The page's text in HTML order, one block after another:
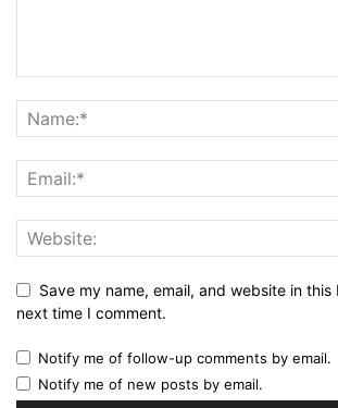
Save my name, email, and website in
next time I comment.
Notify me of follow-up comments by email.
Notify me of new posts by email.